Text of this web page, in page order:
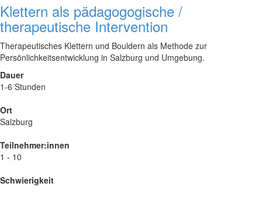
Klettern als pädagogogische /
therapeutische Intervention
Therapeutisches Klettern und Bouldern als Methode zur
Persönlichkeitsentwicklung in Salzburg und Umgebung.
Dauer
1-6 Stunden
Ort
Salzburg
Teilnehmer:innen
1 - 10
Schwierigkeit